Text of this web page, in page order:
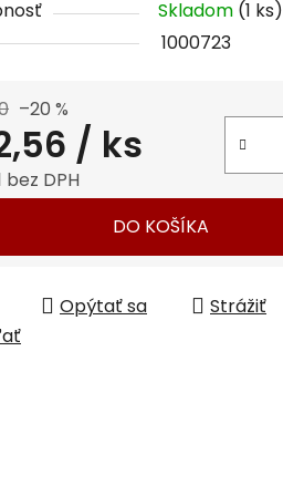
Skladom (1 ks)
1000723
–20 %
/ ks
bez DPH
DO KOŠÍKA
Opýtať sa
Strážiť